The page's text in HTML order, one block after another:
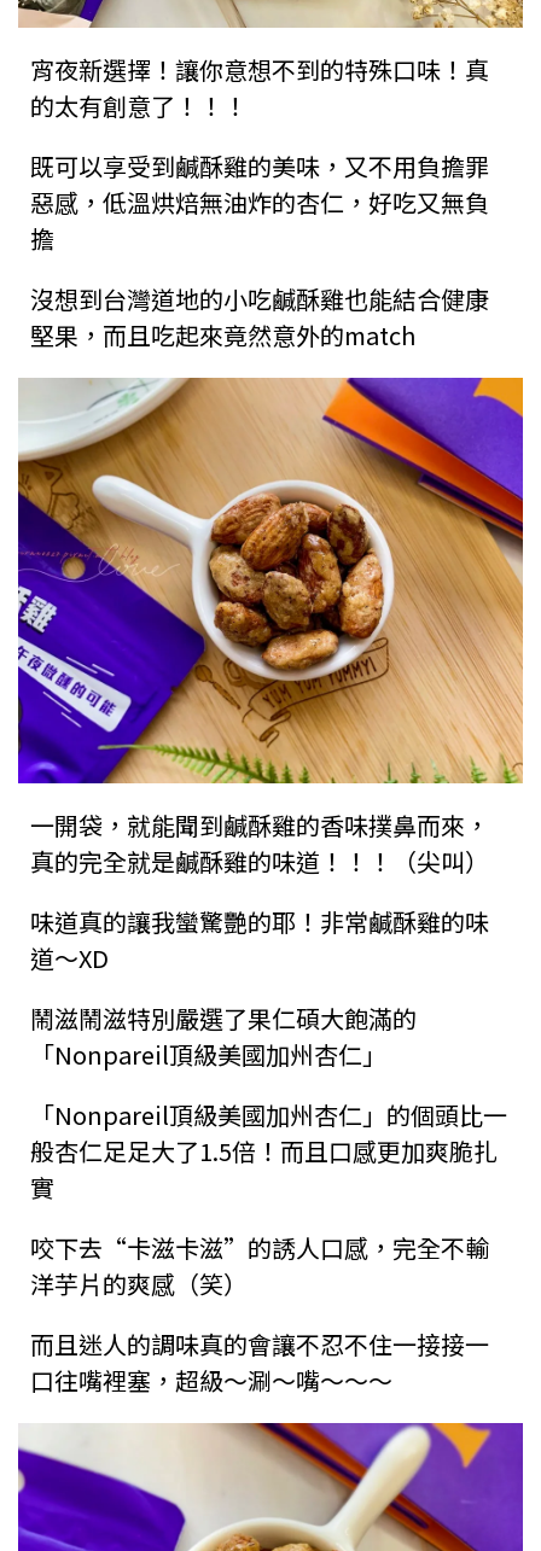
宵夜新選擇！讓你意想不到的特殊口味！真
的太有創意了！！！
既可以享受到鹹酥雞的美味，又不用負擔罪
惡感，低溫烘焙無油炸的杏仁，好吃又無負
擔
沒想到台灣道地的小吃鹹酥雞也能結合健康
堅果，而且吃起來竟然意外的match
一開袋，就能聞到鹹酥雞的香味撲鼻而來，
真的完全就是鹹酥雞的味道！！！（尖叫）
味道真的讓我蠻驚艷的耶！非常鹹酥雞的味
道～XD
鬧滋鬧滋特別嚴選了果仁碩大飽滿的
「Nonpareil頂級美國加州杏仁」
「Nonpareil頂級美國加州杏仁」的個頭比一
般杏仁足足大了1.5倍！而且口感更加爽脆扎
實
咬下去“卡滋卡滋”的誘人口感，完全不輸
洋芋片的爽感（笑）
而且迷人的調味真的會讓不忍不住一接接一
口往嘴裡塞，超級～涮～嘴～～～